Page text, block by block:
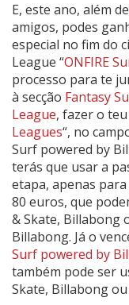
E, este ano, além
amigos, podes
especial no fim do
League “ONFIRE
processo para te
à secção Fantasy
League, fazer o
Leagues“, no
Surf powered by
terás que usar a
etapa, apenas
80 euros, que
& Skate, Billabong
Billabong. Já o
Surf powered by
também pode ser
Skate, Billabong